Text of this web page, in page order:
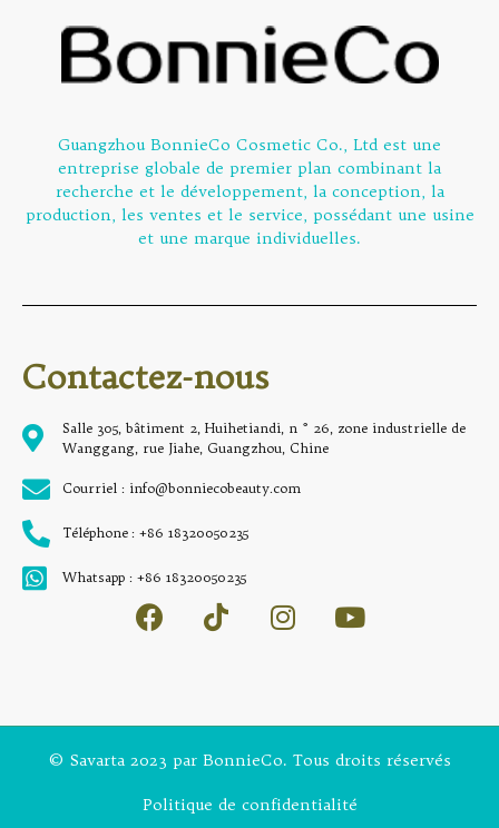
Guangzhou BonnieCo Cosmetic Co., Ltd est une
entreprise globale de premier plan combinant la
recherche et le développement, la conception, la
production, les ventes et le service, possédant une usine
et une marque individuelles.
Contactez-nous
Salle 305, bâtiment 2, Huihetiandi, n ° 26, zone industrielle de
Wanggang, rue Jiahe, Guangzhou, Chine
Courriel : info@bonniecobeauty.com
Téléphone : +86 18320050235
Whatsapp : +86 18320050235
© Savarta 2023 par BonnieCo. Tous droits réservés
Politique de confidentialité